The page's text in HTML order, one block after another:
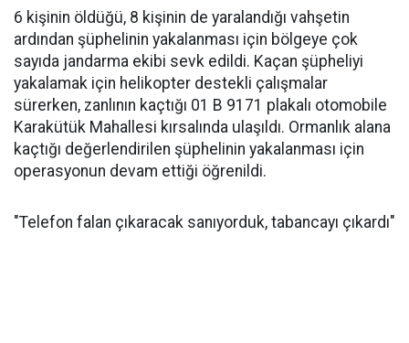
6 kişinin öldüğü, 8 kişinin de yaralandığı vahşetin
ardından şüphelinin yakalanması için bölgeye çok
sayıda jandarma ekibi sevk edildi. Kaçan şüpheliyi
yakalamak için helikopter destekli çalışmalar
sürerken, zanlının kaçtığı 01 B 9171 plakalı otomobile
Karakütük Mahallesi kırsalında ulaşıldı. Ormanlık alana
kaçtığı değerlendirilen şüphelinin yakalanması için
operasyonun devam ettiği öğrenildi.
"Telefon falan çıkaracak sanıyorduk, tabancayı çıkardı"